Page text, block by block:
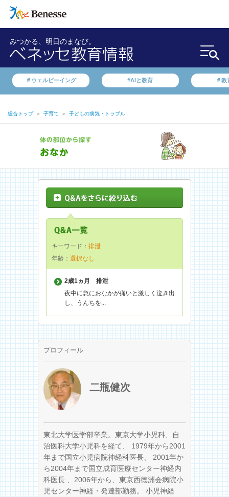
みつかる、明日のまなび。
＃ウェルビーイング #AIと教育 ＃教
総合トップ ＞ 子育て ＞ 子どもの病気・トラブル
キーワード： 排泄
年齢： 選択なし
2歳1ヵ月
排泄
夜中に急におなかが痛いと激しく泣き出
し、うんちを...
プロフィール
二瓶健次
東北大学医学部卒業。東京大学小児科、自
治医科大学小児科を経て、 1979年から2001
年まで国立小児病院神経科医長、 2001年か
ら2004年まで国立成育医療センター神経内
科医長 、2006年から、東京西徳洲会病院小
児センター神経・発達部勤務。 小児神経